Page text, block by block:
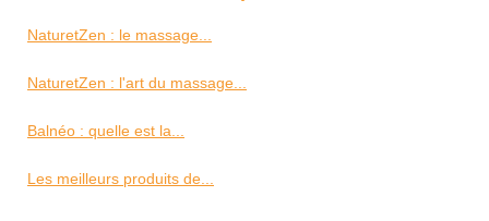
NaturetZen : le massage...
NaturetZen : l'art du massage...
Balnéo : quelle est la...
Les meilleurs produits de...